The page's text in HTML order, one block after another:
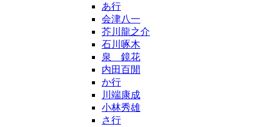
あ行
会津八一
芥川龍之介
石川啄木
泉 鏡花
内田百閒
か行
川端康成
小林秀雄
さ行